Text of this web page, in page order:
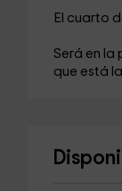
El cuarto
Será en
que está